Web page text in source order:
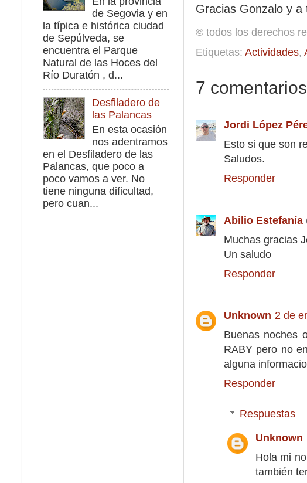
Gracias Gonzalo y a
© todos los derechos
Etiquetas: Actividades,
7
Jordi López
Esto si que son
Saludos.
Responder
Abilio Estefanía
Muchas gracias
Un saludo
Responder
Unknown 2 de
Buenas noches
RABY pero no
alguna
Responder
Respuestas
Unknown
Hola mi
también
de Segovia y en
la típica e histórica ciudad
de Sepúlveda, se
encuentra el Parque
Natural de las Hoces del
Río Duratón , d...
Desfiladero de
las Palancas
En esta ocasión
nos adentramos
en el Desfiladero de las
Palancas, que poco a
poco vamos a ver. No
tiene ninguna dificultad,
pero cuan...